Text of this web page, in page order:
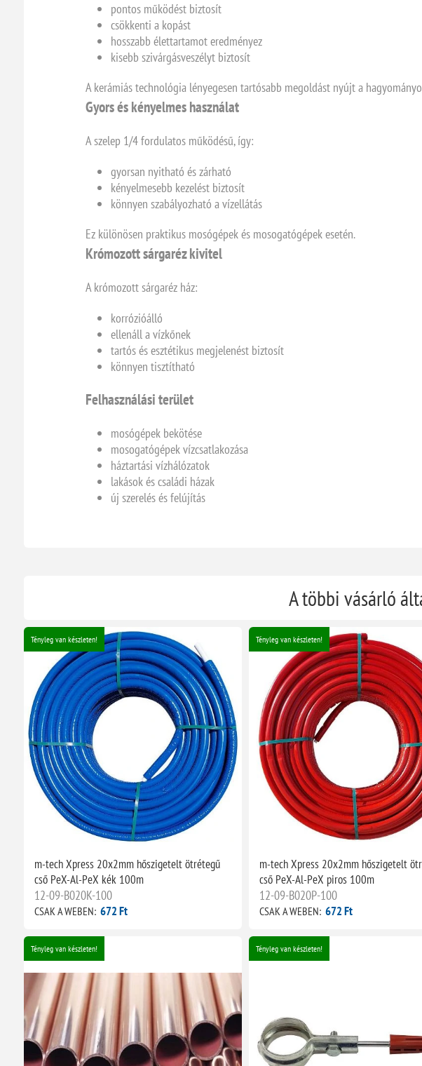
pontos működést biztosít
csökkenti a kopást
hosszabb élettartamot eredményez
kisebb szivárgásveszélyt biztosít
A kerámiás technológia lényegesen tartósabb megoldást nyújt a
Gyors és kényelmes használat
A szelep 1/4 fordulatos működésű, így:
gyorsan nyitható és zárható
kényelmesebb kezelést biztosít
könnyen szabályozható a vízellátás
Ez különösen praktikus mosógépek és mosogatógépek esetén.
Krómozott sárgaréz kivitel
A krómozott sárgaréz ház:
korrózióálló
ellenáll a vízkőnek
tartós és esztétikus megjelenést biztosít
könnyen tisztítható
Felhasználási terület
mosógépek bekötése
mosogatógépek vízcsatlakozása
háztartási vízhálózatok
lakások és családi házak
új szerelés és felújítás
A többi vásárló
Tényleg van készleten!
m-tech Xpress 20x2mm hőszigetelt ötrétegű
cső PeX-Al-PeX kék 100m
12-09-B020K-100
CSAK A WEBEN: 672 Ft
Tényleg van készleten!
m-tech Xpress 20x2mm hőszigetelt
cső PeX-Al-PeX piros 100m
12-09-B020P-100
CSAK A WEBEN: 672 Ft
Tényleg van készleten! Tényleg van készleten!